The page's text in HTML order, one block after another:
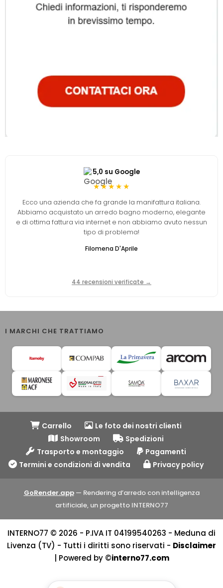
5,0 su Google
★★★★★
Ecco una azienda che fa grande la manifattura italiana.
Abbiamo acquistato un arredo bagno moderno, elegante
e di ottima fattura via internet e non abbiamo avuto nessun
tipo di problema!
Filomena D'Aprile
44 recensioni verificate →
I MARCHI CHE TRATTIAMO
Carrello
Le foto dei nostri clienti
Showroom
Spedizioni
Trasporto e montaggio
Pagamenti
Termini e condizioni di vendita
Privacy policy
GoRender.app— Rendering d’arredo con intelligenza
artificiale, un progetto INTERNO77
INTERNO77 © 2026 - P.IVA IT 04199540263 - Meduna di
Livenza (TV) - Tutti i diritti sono riservati - Disclaimer
| Powered by ©interno77.com